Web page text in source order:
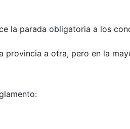
la parada obligatoria a los
provincia a otra, pero en la